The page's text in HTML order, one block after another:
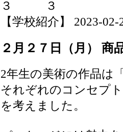
【学校紹介】 2023-
２月２７日（月） 商
2年生の美術の作品は
それぞれのコンセプ
を考えました。